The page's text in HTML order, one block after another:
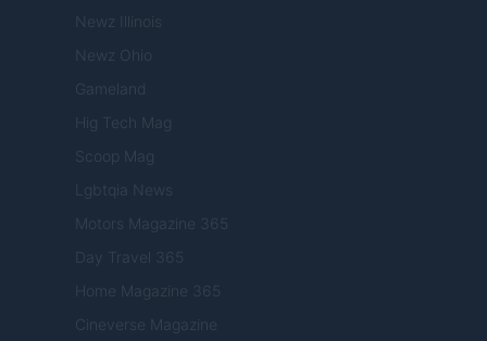
Newz Illinois
Newz Ohio
Gameland
Hig Tech Mag
Scoop Mag
Lgbtqia News
Motors Magazine 365
Day Travel 365
Home Magazine 365
Cineverse Magazine